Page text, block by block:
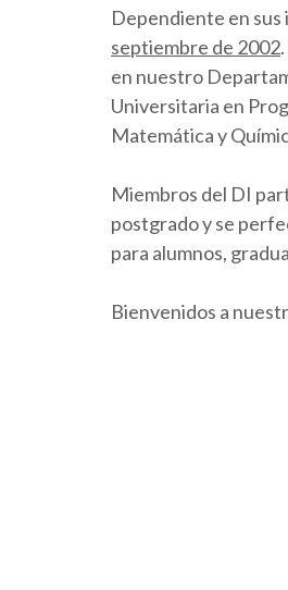
Dependiente en
septiembre de 2002
en nuestro
Universitaria en
Matemática y
Miembros del DI
postgrado y se
para alumnos,
Bienvenidos a